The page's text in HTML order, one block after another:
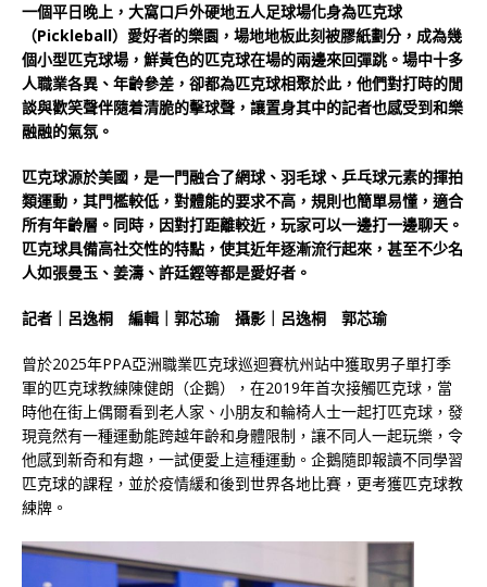
一個平日晚上，大窩口戶外硬地五人足球場化身為匹克球
（Pickleball）愛好者的樂園，場地地板此刻被膠紙劃分，成為幾
個小型匹克球場，鮮黃色的匹克球在場的兩邊來回彈跳。場中十多
人職業各異、年齡參差，卻都為匹克球相聚於此，他們對打時的閒
談與歡笑聲伴隨着清脆的擊球聲，讓置身其中的記者也感受到和樂
融融的氣氛。
匹克球源於美國，是一門融合了網球、羽毛球、乒乓球元素的揮拍
類運動，其門檻較低，對體能的要求不高，規則也簡單易懂，適合
所有年齡層。同時，因對打距離較近，玩家可以一邊打一邊聊天。
匹克球具備高社交性的特點，使其近年逐漸流行起來，甚至不少名
人如張曼玉、姜濤、許廷鏗等都是愛好者。
記者｜呂逸桐 編輯｜郭芯瑜 攝影｜呂逸桐 郭芯瑜
曾於2025年PPA亞洲職業匹克球巡迴賽杭州站中獲取男子單打季
軍的匹克球教練陳健朗（企鵝），在2019年首次接觸匹克球，當
時他在街上偶爾看到老人家、小朋友和輪椅人士一起打匹克球，發
現竟然有一種運動能跨越年齡和身體限制，讓不同人一起玩樂，令
他感到新奇和有趣，一試便愛上這種運動。企鵝隨即報讀不同學習
匹克球的課程，並於疫情緩和後到世界各地比賽，更考獲匹克球教
練牌。